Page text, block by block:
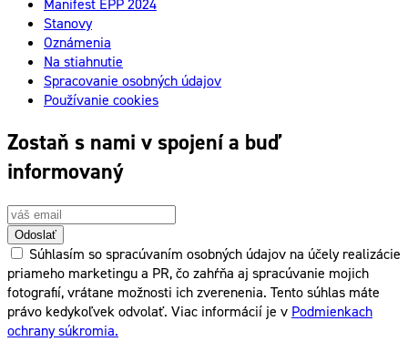
Stanovy
Oznámenia
Na stiahnutie
Spracovanie osobných údajov
Používanie cookies
Zostaň s nami v spojení a buď
informovaný
Odoslať
Súhlasím so spracúvaním osobných údajov na účely realizácie
priameho marketingu a PR, čo zahŕňa aj spracúvanie mojich
fotografií, vrátane možnosti ich zverenenia. Tento súhlas máte
právo kedykoľvek odvolať. Viac informácií je v Podmienkach
ochrany súkromia.